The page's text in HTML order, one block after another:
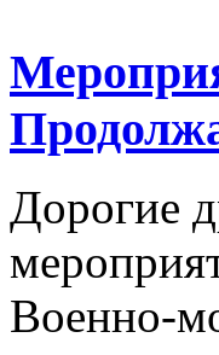
Дорогие
Военно-